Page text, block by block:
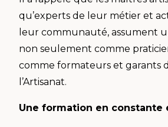
qu’experts de leur métier et
leur communauté, assument
non seulement comme
comme formateurs et garants
l’Artisanat.
Une formation en constante